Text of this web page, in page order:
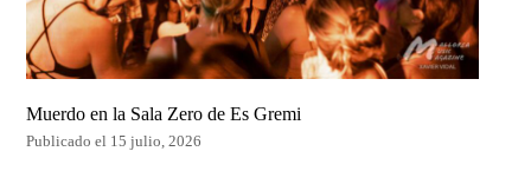
Muerdo en la Sala Zero de Es Gremi
Publicado el 15 julio, 2026